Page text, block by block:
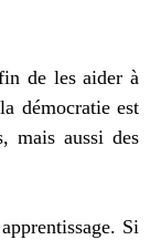
de les aider à
démocratie est
mais aussi des
Si